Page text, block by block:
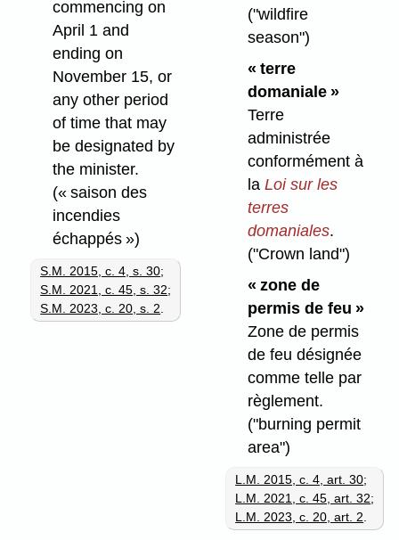
commencing on
April 1 and
ending on
November 15, or
any other period
of time that may
be designated by
the minister.
(« saison des
incendies
échappés »)
S.M. 2015, c. 4, s. 30;
S.M. 2021, c. 45, s. 32;
S.M. 2023, c. 20, s. 2
("wildfire
season")
« terre
domaniale »
Terre
administrée
conformément à
la Loi sur les
terres
domaniales.
("Crown land")
« zone de
permis de feu »
Zone de permis
de feu désignée
comme telle par
règlement.
("burning permit
area")
L.M. 2015, c. 4, art. 30;
L.M. 2021, c. 45, art. 32;
L.M. 2023, c. 20, art. 2